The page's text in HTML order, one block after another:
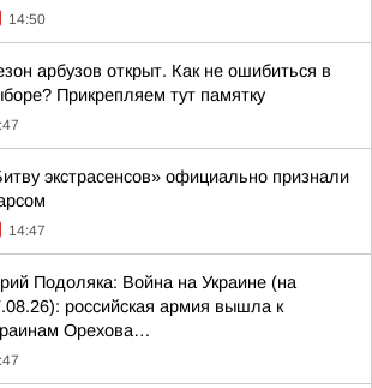
14:50
арбузов открыт. Как не ошибиться в
Прикрепляем тут памятку
экстрасенсов» официально признали
14:47
Подоляка: Война на Украине (на
российская армия вышла к
Орехова…